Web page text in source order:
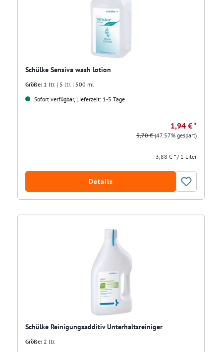
Schülke Sensiva wash lotion
Größe: 1 ltr. | 5 ltr. | 500 ml
Sofort verfügbar, Lieferzeit: 1-5 Tage
1,94 € *
3,70 €(47.57% gespart)
3,88 € * / 1 Liter
Details
Schülke Reinigungsadditiv Unterhaltsreiniger
Größe: 2 ltr.